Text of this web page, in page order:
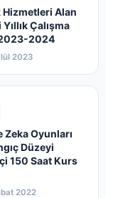
Hizmetleri Alan
Çalışma
2024
2023
Zeka Oyunları
Düzeyi
150 Saat Kurs
2022